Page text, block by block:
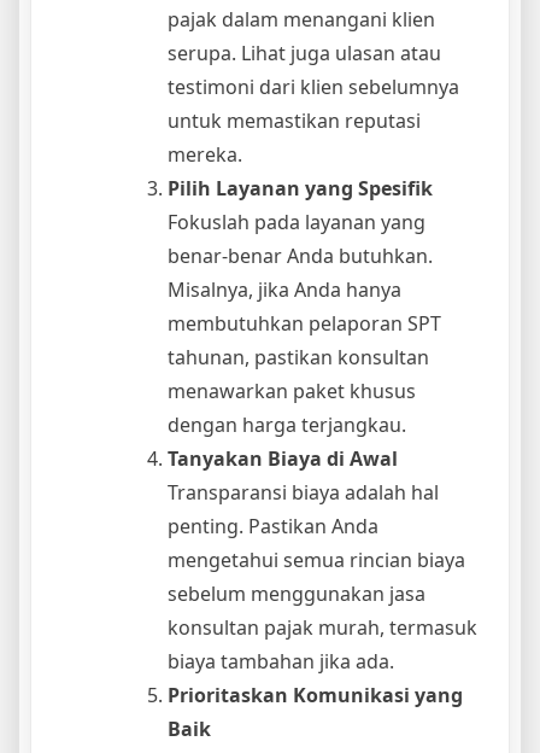
pajak dalam menangani klien
serupa. Lihat juga ulasan atau
testimoni dari klien sebelumnya
untuk memastikan reputasi
mereka.
Pilih Layanan yang Spesifik
Fokuslah pada layanan yang
benar-benar Anda butuhkan.
Misalnya, jika Anda hanya
membutuhkan pelaporan SPT
tahunan, pastikan konsultan
menawarkan paket khusus
dengan harga terjangkau.
Tanyakan Biaya di Awal
Transparansi biaya adalah hal
penting. Pastikan Anda
mengetahui semua rincian biaya
sebelum menggunakan jasa
konsultan pajak murah, termasuk
biaya tambahan jika ada.
Prioritaskan Komunikasi yang
Baik